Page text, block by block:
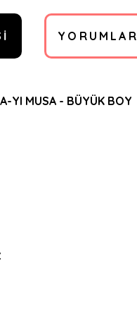
YORUMLAR
YI MUSA - BÜYÜK BOY